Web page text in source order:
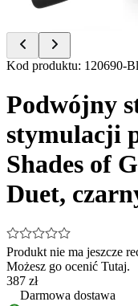
Item
of
Kod produktu: 120690-
Podwójny
stymulacji
Shades of
Duet,
Produkt nie ma jeszcze
Możesz go ocenić Tutaj.
387 zł
Darmowa dostawa